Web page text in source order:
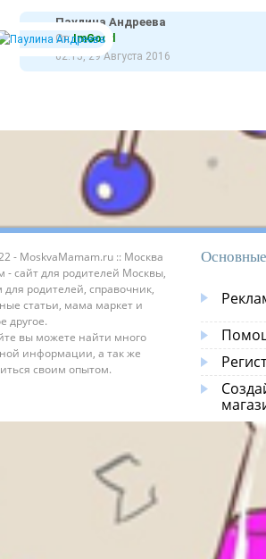
Паулина Андреева
От:ImGood
02:15, 29 Августа 2016
- MoskvaMamam.ru :: Москва
- сайт для родителей Москвы,
для родителей, справочник,
статьи, мама маркет и
другое.
вы можете найти много
информации, а так же
своим опытом.